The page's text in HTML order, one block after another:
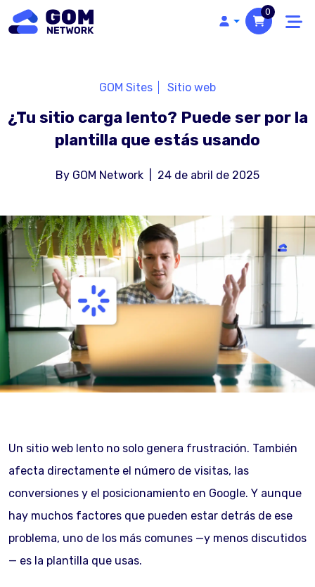
0
¿Tu sitio carga lento? Puede ser por la
plantilla que estás usando
GOM Sites Sitio web
By GOM Network 24 de abril de 2025
Un sitio web lento no solo genera frustración. También
afecta directamente el número de visitas, las
conversiones y el posicionamiento en Google. Y aunque
hay muchos factores que pueden estar detrás de ese
problema, uno de los más comunes —y menos discutidos
— es la plantilla que usas.